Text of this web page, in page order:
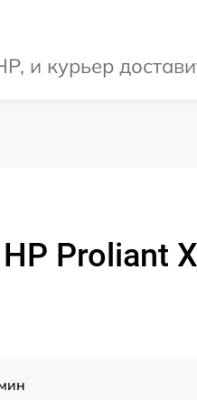
и курьер
Proliant